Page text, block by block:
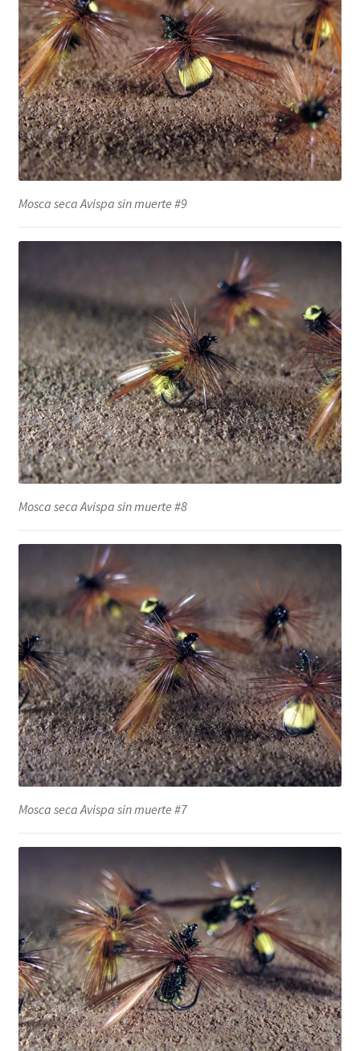
Mosca seca Avispa sin muerte #9
Mosca seca Avispa sin muerte #8
Mosca seca Avispa sin muerte #7